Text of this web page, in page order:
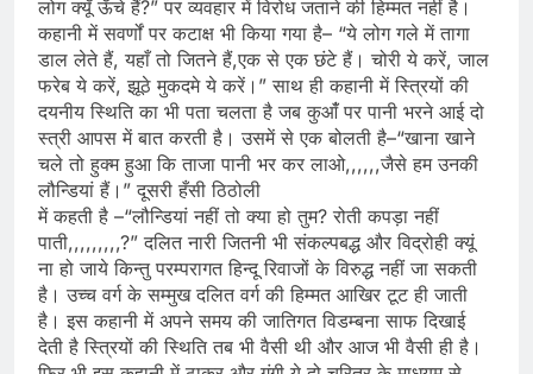
लोग क्यूँ ऊँचे हैं?” पर व्यवहार में विरोध जताने की हिम्मत नहीं है।
कहानी में सवर्णों पर कटाक्ष भी किया गया है– “ये लोग गले में तागा
डाल लेते हैं, यहाँ तो जितने हैं,एक से एक छंटे हैं। चोरी ये करें, जाल
फरेब ये करें, झूठे मुकदमे ये करें।” साथ ही कहानी में स्त्रियों की
दयनीय स्थिति का भी पता चलता है जब कुआंँ पर पानी भरने आई दो
स्त्री आपस में बात करती है। उसमें से एक बोलती है–“खाना खाने
चले तो हुक्म हुआ कि ताजा पानी भर कर लाओ,,,,,,जैसे हम उनकी
लौन्डियां हैं।” दूसरी हँसी ठिठोली
में कहती है –“लौन्डियां नहीं तो क्या हो तुम? रोती कपड़ा नहीं
पाती,,,,,,,,,?” दलित नारी जितनी भी संकल्पबद्ध और विद्रोही क्यूं
ना हो जाये किन्तु परम्परागत हिन्दू रिवाजों के विरुद्ध नहीं जा सकती
है। उच्च वर्ग के सम्मुख दलित वर्ग की हिम्मत आखिर टूट ही जाती
है। इस कहानी में अपने समय की जातिगत विडम्बना साफ दिखाई
देती है स्त्रियों की स्थिति तब भी वैसी थी और आज भी वैसी ही है।